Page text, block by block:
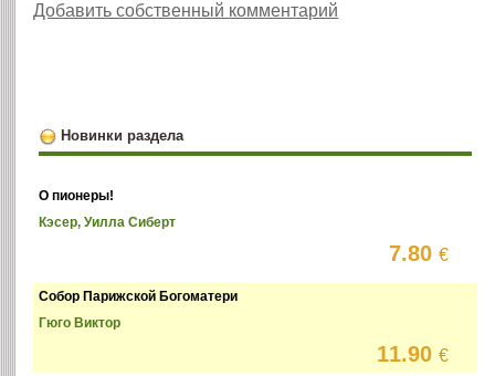
Добавить собственный комментарий
Новинки раздела
О пионеры!
Кэсер, Уилла Сиберт
7.80€
Собор Парижской Богоматери
Гюго Виктор
11.90€